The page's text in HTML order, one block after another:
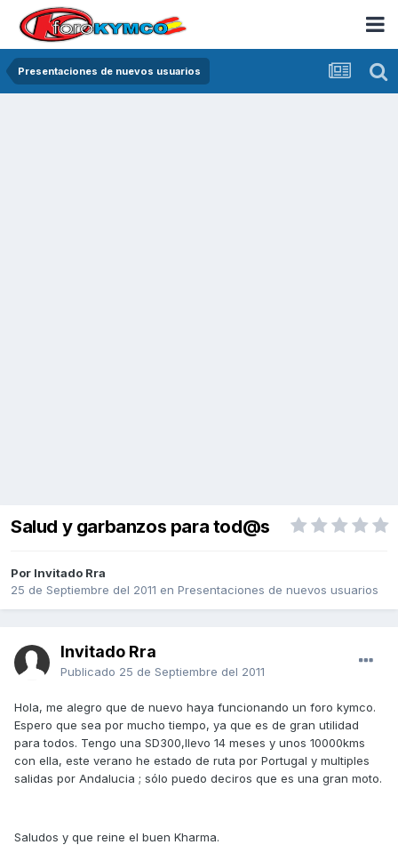
Presentaciones de nuevos usuarios
Salud y garbanzos para tod@s
Por Invitado Rra
25 de Septiembre del 2011 en Presentaciones de nuevos usuarios
Invitado Rra
Publicado 25 de Septiembre del 2011
Hola, me alegro que de nuevo haya funcionando un foro kymco.
Espero que sea por mucho tiempo, ya que es de gran utilidad
para todos. Tengo una SD300,llevo 14 meses y unos 10000kms
con ella, este verano he estado de ruta por Portugal y multiples
salidas por Andalucia ; sólo puedo deciros que es una gran moto.
Saludos y que reine el buen Kharma.